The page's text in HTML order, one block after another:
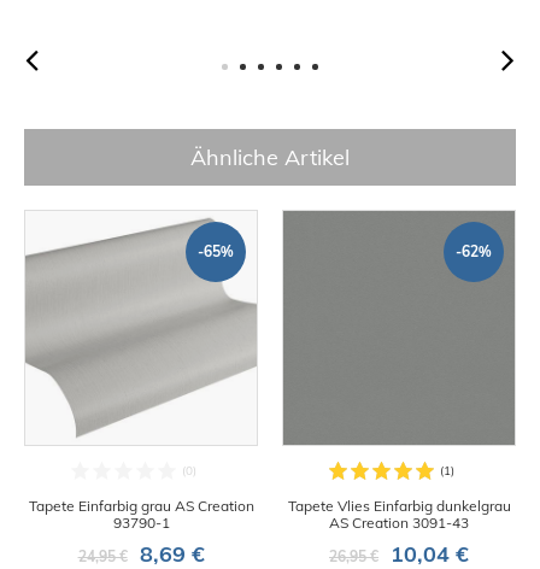
Ähnliche Artikel
-65%
Tapete Einfarbig grau AS Creation
93790-1
24,95 €
8,69 €
-62%
Tapete Vlies Einfarbig dunkelgrau
AS Creation 3091-43
26,95 €
10,04 €